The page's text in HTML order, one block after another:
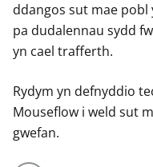
ddangos sut mae
pa dudalennau sydd
yn cael trafferth.
Rydym yn defnyddio
Mouseflow i weld sut
gwefan.